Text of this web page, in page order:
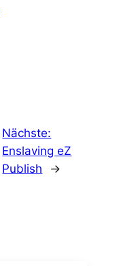
Nächste:
Enslaving eZ
Publish
→